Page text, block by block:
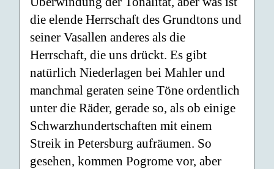
die elende Herrschaft des Grundtons und
seiner Vasallen anderes als die
Herrschaft, die uns drückt. Es gibt
natürlich Niederlagen bei Mahler und
manchmal geraten seine Töne ordentlich
unter die Räder, gerade so, als ob einige
Schwarzhundertschaften mit einem
Streik in Petersburg aufräumen. So
gesehen, kommen Pogrome vor, aber